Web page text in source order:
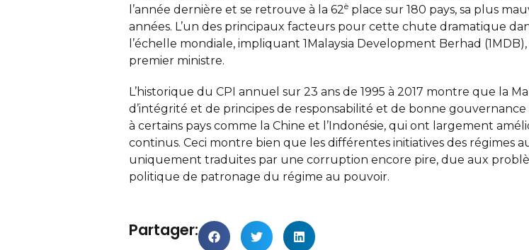
l’année dernière et se retrouve à la 62è place sur 180 pays, sa plus
années. L’un des principaux facteurs pour cette chute dramatique
l’échelle mondiale, impliquant 1Malaysia Development Berhad
premier ministre.
L’historique du CPI annuel sur 23 ans de 1995 à 2017 montre que la
d’intégrité et de principes de responsabilité et de bonne
à certains pays comme la Chine et l’Indonésie, qui ont largement
continus. Ceci montre bien que les différentes initiatives des régimes
uniquement traduites par une corruption encore pire, due aux
politique de patronage du régime au pouvoir.
Partager: